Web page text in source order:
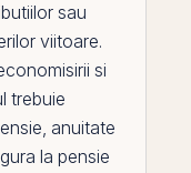
sau
viitoare.
si
trebuie
, anuitate
la pensie